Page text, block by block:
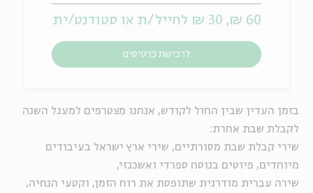
בזמן העדין שבין החול לקודש, אנחנו מצטרפים למעגל השנה
לקבלת שבת אחרת:
שירי קבלת שבת מסורתיים, שירי ארץ ישראל בעיבודים
מיוחדים, פיוטים בנוסח ספרדי ואשכנזי,
שירה עברית מודרנית שתופסת את רוח הזמן, וקטעי הנחיה,
60 ₪, 30 ₪ לחייל/ת או סטודנט/ית
לרכישת כרטיסים